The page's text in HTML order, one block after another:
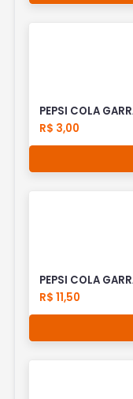
PEPSI COLA
R$ 3,00
PEPSI COLA
R$ 11,50